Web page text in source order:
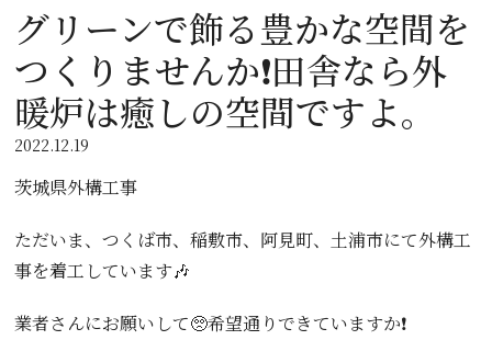
グリーンで飾る豊かな空間を
つくりませんか❗️田舎なら外
暖炉は癒しの空間ですよ。
2022.12.19
茨城県外構工事
ただいま、つくば市、稲敷市、阿見町、土浦市にて外構工
事を着工しています🎶
業者さんにお願いして🥺希望通りできていますか❗️